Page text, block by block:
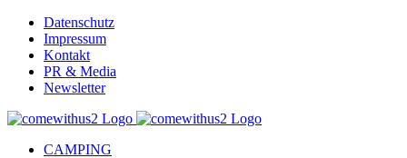
Skip
content
Datenschutz
Impressum
Kontakt
PR & Media
Newsletter
YouTube
Facebook
Twitter
Instagram
Pinterest
Email
CAMPING